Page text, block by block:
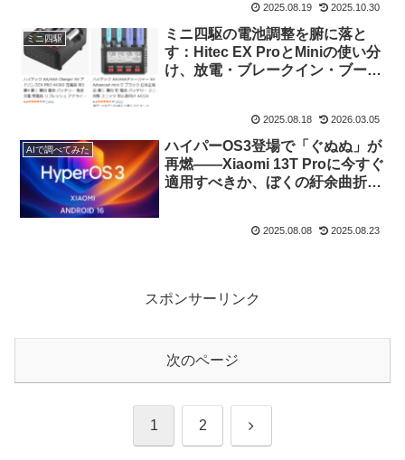
2025.08.19 2025.10.30
ミニ四駆
ミニ四駆の電池調整を腑に落と
す：Hitec EX ProとMiniの使い分
け、放電・ブレークイン・ブース
2025.08.18 2026.03.05
AIで調べてみた
ハイパーOS3登場で「ぐぬぬ」が
再燃――Xiaomi 13T Proに今すぐ
適用すべきか、ぼくの紆余曲折と
2025.08.08 2025.08.23
スポンサーリンク
次のページ
1 2 次